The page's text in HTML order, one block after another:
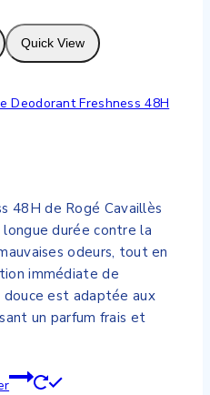
Quick View
Deodorant Freshness 48H
48H de Rogé Cavaillès
durée contre la
odeurs, tout en
immédiate de
douce est adaptée aux
un parfum frais et